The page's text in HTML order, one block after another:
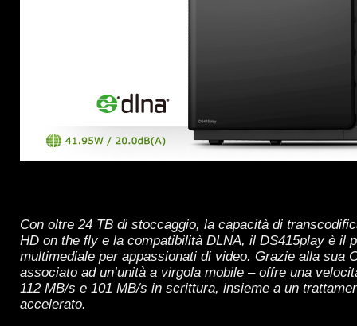
Con oltre 24 TB di stoccaggio, la capacità di
HD on the fly e la compatibilità DLNA, il DS415play è il
multimediale per appassionati di video. Grazie alla sua
associato ad un’unità a virgola mobile – offre una
112 MB/s e 101 MB/s in scrittura, insieme a un
accelerato.